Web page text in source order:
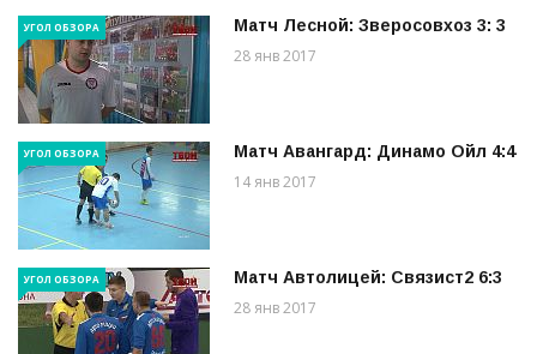
УГОЛ ОБЗОРА Матч Лесной: Зверосовхоз 3: 3
28 янв 2017
УГОЛ ОБЗОРА Матч Авангард: Динамо Ойл 4:4
14 янв 2017
УГОЛ ОБЗОРА Матч Автолицей: Связист2 6:3
28 янв 2017